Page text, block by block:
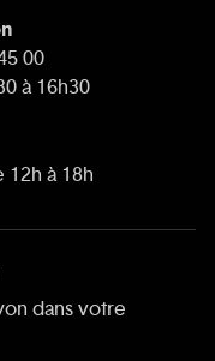
00
à 16h30
12h à 18h
dans votre